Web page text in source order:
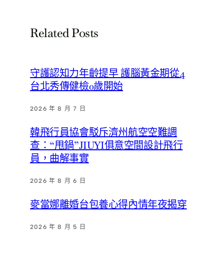
Related Posts
守護認知力年齡提早 護腦黃金期從4
台北秀傳健檢0歲開始
2026 年 8 月 7 日
韓飛行員協會駁斥濟州航空空難調
查：“甩鍋”JIUYI俱意空間設計飛行
員，曲解事實
2026 年 8 月 6 日
麥當娜離婚台包養心得內情年夜揭穿
2026 年 8 月 5 日